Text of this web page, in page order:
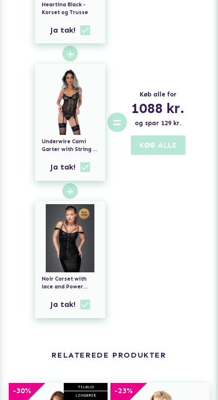
Heartina Black -
Korset og Trusse
Ja tak!
+
Underwire Cami
Garter with String -
Ja tak!
+
Noir Corset with
lace and Power
Ja tak!
=
Køb alle for
1088 kr.
og spar 129 kr.
KØB ALLE
RELATEREDE PRODUKTER
TILBUD
LINGERIE
-30% -23%